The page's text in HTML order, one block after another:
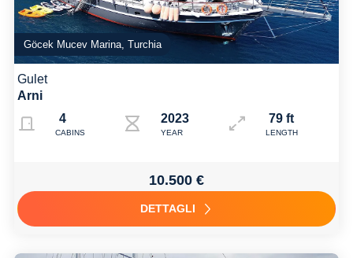
Göcek Mucev Marina, Turchia
Gulet
Arni
4
CABINS
2023
YEAR
79 ft
LENGTH
10.500 €
DETTAGLI